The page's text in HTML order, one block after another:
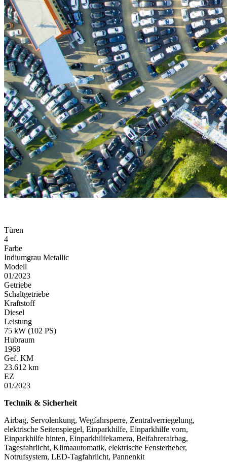
Türen
4
Farbe
Indiumgrau Metallic
Modell
01/2023
Getriebe
Schaltgetriebe
Kraftstoff
Diesel
Leistung
75 kW (102 PS)
Hubraum
1968
Gef. KM
23.612 km
EZ
01/2023
Technik & Sicherheit
Airbag, Servolenkung, Wegfahrsperre, Zentralverriegelung,
elektrische Seitenspiegel, Einparkhilfe, Einparkhilfe vorn,
Einparkhilfe hinten, Einparkhilfekamera, Beifahrerairbag,
Tagesfahrlicht, Klimaautomatik, elektrische Fensterheber,
Notrufsystem, LED-Tagfahrlicht, Pannenkit